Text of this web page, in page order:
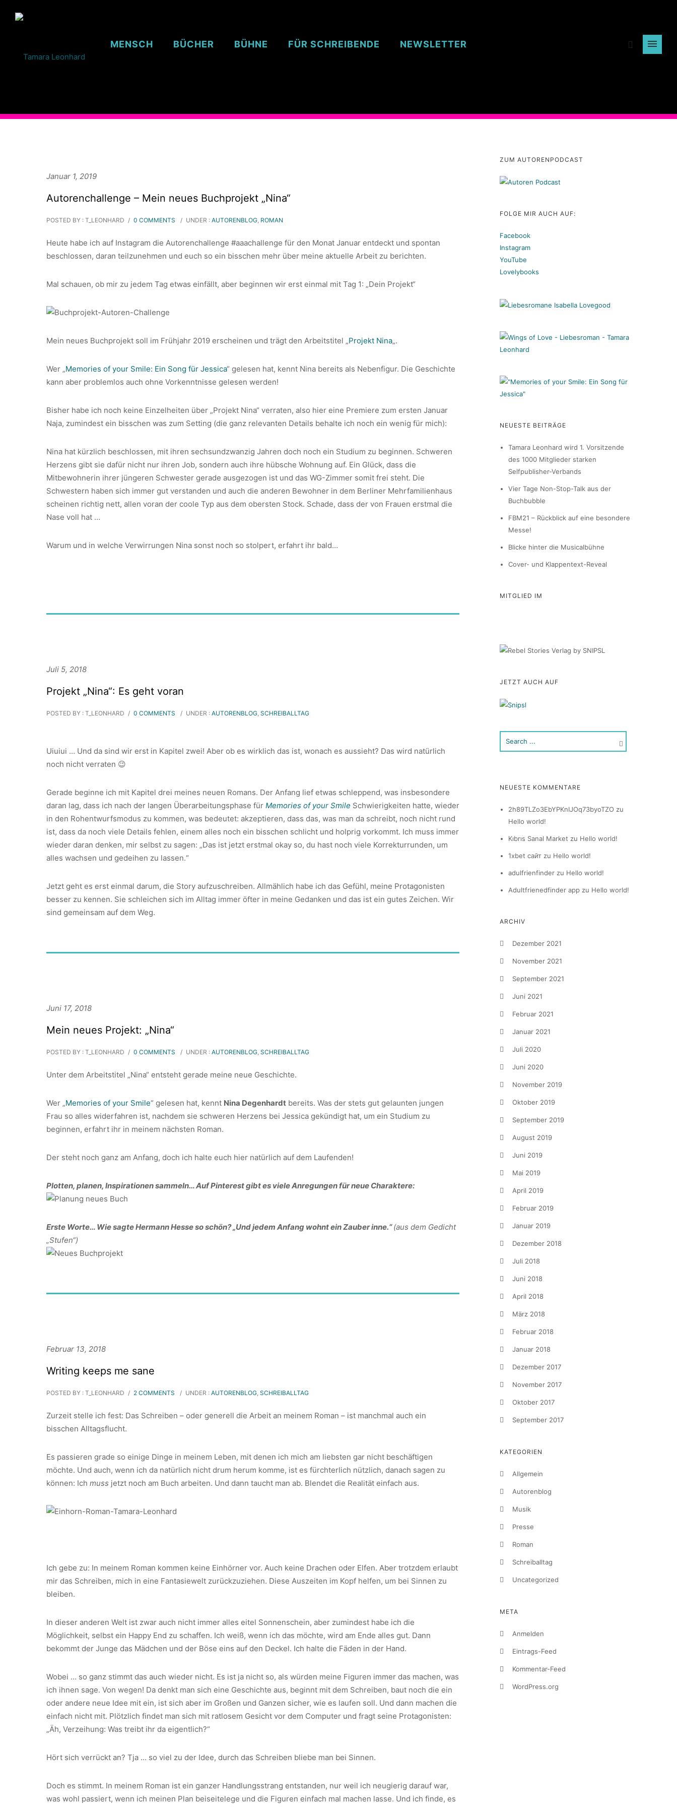
MENSCH BÜCHER BÜHNE FÜR SCHREIBENDE NEWSLETTER
Januar 1, 2019
Autorenchallenge – Mein neues Buchprojekt „Nina“
POSTED BY : T_LEONHARD / 0 COMMENTS / UNDER : AUTORENBLOG, ROMAN
Heute habe ich auf Instagram die Autorenchallenge #aaachallenge für den Monat Januar entdeckt und spontan
beschlossen, daran teilzunehmen und euch so ein bisschen mehr über meine aktuelle Arbeit zu berichten.
Mal schauen, ob mir zu jedem Tag etwas einfällt, aber beginnen wir erst einmal mit Tag 1: „Dein Projekt“
Mein neues Buchprojekt soll im Frühjahr 2019 erscheinen und trägt den Arbeitstitel „Projekt Nina„.
Wer „Memories of your Smile: Ein Song für Jessica“ gelesen hat, kennt Nina bereits als Nebenfigur. Die Geschichte
kann aber problemlos auch ohne Vorkenntnisse gelesen werden!
Bisher habe ich noch keine Einzelheiten über „Projekt Nina“ verraten, also hier eine Premiere zum ersten Januar
Naja, zumindest ein bisschen was zum Setting (die ganz relevanten Details behalte ich noch ein wenig für mich):
Nina hat kürzlich beschlossen, mit ihren sechsundzwanzig Jahren doch noch ein Studium zu beginnen. Schweren
Herzens gibt sie dafür nicht nur ihren Job, sondern auch ihre hübsche Wohnung auf. Ein Glück, dass die
Mitbewohnerin ihrer jüngeren Schwester gerade ausgezogen ist und das WG-Zimmer somit frei steht. Die
Schwestern haben sich immer gut verstanden und auch die anderen Bewohner in dem Berliner Mehrfamilienhaus
scheinen richtig nett, allen voran der coole Typ aus dem obersten Stock. Schade, dass der von Frauen erstmal die
Nase voll hat …
Warum und in welche Verwirrungen Nina sonst noch so stolpert, erfahrt ihr bald…
Juli 5, 2018
Projekt „Nina“: Es geht voran
POSTED BY : T_LEONHARD / 0 COMMENTS / UNDER : AUTORENBLOG, SCHREIBALLTAG
Uiuiui … Und da sind wir erst in Kapitel zwei! Aber ob es wirklich das ist, wonach es aussieht? Das wird natürlich
noch nicht verraten 😉
Gerade beginne ich mit Kapitel drei meines neuen Romans. Der Anfang lief etwas schleppend, was insbesondere
daran lag, dass ich nach der langen Überarbeitungsphase für Memories of your Smile Schwierigkeiten hatte, wieder
in den Rohentwurfsmodus zu kommen, was bedeutet: akzeptieren, dass das, was man da schreibt, noch nicht rund
ist, dass da noch viele Details fehlen, einem alles noch ein bisschen schlicht und holprig vorkommt. Ich muss immer
wieder daran denken, mir selbst zu sagen: „Das ist jetzt erstmal okay so, du hast noch viele Korrekturrunden, um
alles wachsen und gedeihen zu lassen.“
Jetzt geht es erst einmal darum, die Story aufzuschreiben. Allmählich habe ich das Gefühl, meine Protagonisten
besser zu kennen. Sie schleichen sich im Alltag immer öfter in meine Gedanken und das ist ein gutes Zeichen. Wir
sind gemeinsam auf dem Weg.
Juni 17, 2018
Mein neues Projekt: „Nina“
POSTED BY : T_LEONHARD / 0 COMMENTS / UNDER : AUTORENBLOG, SCHREIBALLTAG
Unter dem Arbeitstitel „Nina“ entsteht gerade meine neue Geschichte.
Wer „Memories of your Smile“ gelesen hat, kennt Nina Degenhardt bereits. Was der stets gut gelaunten jungen
Frau so alles widerfahren ist, nachdem sie schweren Herzens bei Jessica gekündigt hat, um ein Studium zu
beginnen, erfahrt ihr in meinem nächsten Roman.
Der steht noch ganz am Anfang, doch ich halte euch hier natürlich auf dem Laufenden!
Plotten, planen, Inspirationen sammeln… Auf Pinterest gibt es viele Anregungen für neue Charaktere:
Erste Worte… Wie sagte Hermann Hesse so schön?„Und jedem Anfang wohnt ein Zauber inne.“(aus dem Gedicht
„Stufen“)
Februar 13, 2018
Writing keeps me sane
POSTED BY : T_LEONHARD / 2 COMMENTS / UNDER : AUTORENBLOG, SCHREIBALLTAG
Zurzeit stelle ich fest: Das Schreiben – oder generell die Arbeit an meinem Roman – ist manchmal auch ein
bisschen Alltagsflucht.
Es passieren grade so einige Dinge in meinem Leben, mit denen ich mich am liebsten gar nicht beschäftigen
möchte. Und auch, wenn ich da natürlich nicht drum herum komme, ist es fürchterlich nützlich, danach sagen zu
können: Ich muss jetzt noch am Buch arbeiten. Und dann taucht man ab. Blendet die Realität einfach aus.
Ich gebe zu: In meinem Roman kommen keine Einhörner vor. Auch keine Drachen oder Elfen. Aber trotzdem erlaubt
mir das Schreiben, mich in eine Fantasiewelt zurückzuziehen. Diese Auszeiten im Kopf helfen, um bei Sinnen zu
bleiben.
In dieser anderen Welt ist zwar auch nicht immer alles eitel Sonnenschein, aber zumindest habe ich die
Möglichkeit, selbst ein Happy End zu schaffen. Ich weiß, wenn ich das möchte, wird am Ende alles gut. Dann
bekommt der Junge das Mädchen und der Böse eins auf den Deckel. Ich halte die Fäden in der Hand.
Wobei … so ganz stimmt das auch wieder nicht. Es ist ja nicht so, als würden meine Figuren immer das machen, was
ich ihnen sage. Von wegen! Da denkt man sich eine Geschichte aus, beginnt mit dem Schreiben, baut noch die ein
oder andere neue Idee mit ein, ist sich aber im Großen und Ganzen sicher, wie es laufen soll. Und dann machen die
einfach nicht mit. Plötzlich findet man sich mit ratlosem Gesicht vor dem Computer und fragt seine Protagonisten:
„Äh, Verzeihung: Was treibt ihr da eigentlich?“
Hört sich verrückt an? Tja … so viel zu der Idee, durch das Schreiben bliebe man bei Sinnen.
Doch es stimmt. In meinem Roman ist ein ganzer Handlungsstrang entstanden, nur weil ich neugierig darauf war,
was wohl passiert, wenn ich meinen Plan beiseitelege und die Figuren einfach mal machen lasse. Und ich finde, es
ZUM AUTORENPODCAST
FOLGE MIR AUCH AUF:
Facebook
Instagram
YouTube
Lovelybooks
NEUESTE BEITRÄGE
Tamara Leonhard wird 1. Vorsitzende
des 1000 Mitglieder starken
Selfpublisher-Verbands
Vier Tage Non-Stop-Talk aus der
Buchbubble
FBM21 – Rückblick auf eine besondere
Messe!
Blicke hinter die Musicalbühne
Cover- und Klappentext-Reveal
MITGLIED IM
JETZT AUCH AUF
NEUESTE KOMMENTARE
2h89TLZo3EbYPKnIJOq73byoTZO zu
Hello world!
Kıbrıs Sanal Market zu Hello world!
1xbet сайтzu Hello world!
adulfrienfinderzu Hello world!
Adultfrienedfinder appzu Hello world!
ARCHIV
Dezember 2021
November 2021
September 2021
Juni 2021
Februar 2021
Januar 2021
Juli 2020
Juni 2020
November 2019
Oktober 2019
September 2019
August 2019
Juni 2019
Mai 2019
April 2019
Februar 2019
Januar 2019
Dezember 2018
Juli 2018
Juni 2018
April 2018
März 2018
Februar 2018
Januar 2018
Dezember 2017
November 2017
Oktober 2017
September 2017
KATEGORIEN
Allgemein
Autorenblog
Musik
Presse
Roman
Schreiballtag
Uncategorized
META
Anmelden
Eintrags-Feed
Kommentar-Feed
WordPress.org